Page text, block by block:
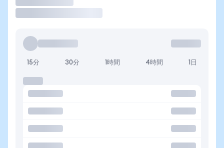
15分 30分 1時間 4時間 1日